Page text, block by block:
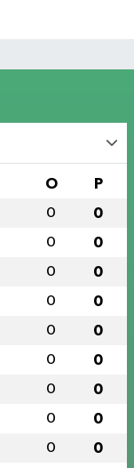
O P
0 0
0 0
0 0
0 0
0 0
0 0
0 0
0 0
0 0